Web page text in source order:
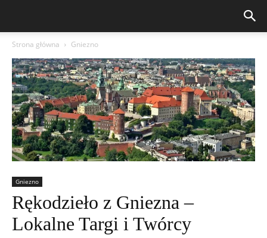
Strona główna Gniezno
Gniezno
Rękodzieło z Gniezna –
Lokalne Targi i Twórcy